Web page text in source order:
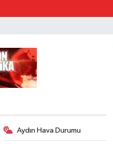
Aydın Hava Durumu